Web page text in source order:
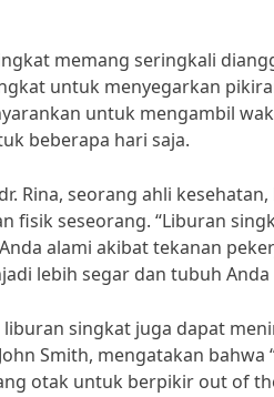
memang seringkali
untuk menyegarkan
untuk mengambil
beberapa hari saja.
Rina, seorang ahli
fisik seseorang. “Liburan
alami akibat tekanan
lebih segar dan tubuh
liburan singkat juga dapat
Smith, mengatakan
otak untuk berpikir out of